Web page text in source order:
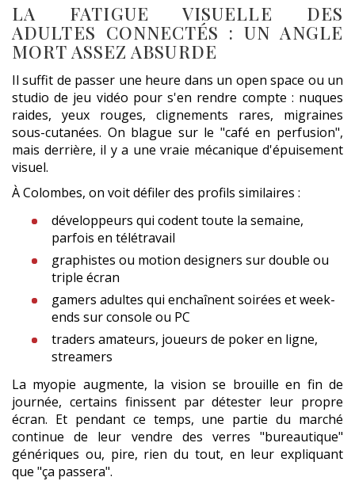
LA FATIGUE VISUELLE DES
ADULTES CONNECTÉS : UN ANGLE
MORT ASSEZ ABSURDE
Il suffit de passer une heure dans un open space ou un
studio de jeu vidéo pour s'en rendre compte : nuques
raides, yeux rouges, clignements rares, migraines
sous-cutanées. On blague sur le "café en perfusion",
mais derrière, il y a une vraie mécanique d'épuisement
visuel.
À Colombes, on voit défiler des profils similaires :
développeurs qui codent toute la semaine,
parfois en télétravail
graphistes ou motion designers sur double ou
triple écran
gamers adultes qui enchaînent soirées et week-
ends sur console ou PC
traders amateurs, joueurs de poker en ligne,
streamers
La myopie augmente, la vision se brouille en fin de
journée, certains finissent par détester leur propre
écran. Et pendant ce temps, une partie du marché
continue de leur vendre des verres "bureautique"
génériques ou, pire, rien du tout, en leur expliquant
que "ça passera".